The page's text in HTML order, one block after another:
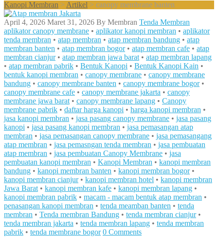
Kanopi Membran > Artikel > canopy membrane banten
April 4, 2026 Maret 31, 2026 By Membran Tenda Membran
aplikator canopy membrane • aplikator kanopi membran • aplikator
tenda membran • atap membran • atap membran bandung • atap
membran banten • atap membran bogor• atap membran cafe • atap
membran cianjur• atap membran jawa barat • atap membran lapang
• atap membran pabrik • Bentuk Kanopi • Bentuk Kanopi Kain •
bentuk kanopi membran • canopy membrane • canopy membrane
bandung • canopy membrane banten • canopy membrane bogor•
canopy membrane cafe • canopy membrane jakarta • canopy
membrane jawa barat • canopy membrane lapang • Canopy
membrane pabrik • daftar harga kanopi • harga kanopi membran •
jasa kanopi membran • jasa pasang canopy membrane • jasa pasang
kanopi • jasa pasang kanopi membran • jasa pemasangan atap
membran • jasa pemasangan canopy membrane • jasa pemasangang
atap membran • jasa pemasngan tenda membran • jasa pembuatan
atap membran • jasa pembuatan Canopy Membrane • jasa
pembuatan kanopi membran • Kanopi Membran • kanopi membran
bandung • kanopi membran banten • kanopi membran bogor•
kanopi membran cianjur• kanopi membran hotel • kanopi membran
Jawa Barat • kanopi membran kafe • kanopi membran lapang •
kanopi membran pabrik • macam - macam bentuk atap membran •
penasangan kanopi membran • tenda meamban banten • tenda
membran • Tenda membran Bandung • tenda membran cianjur•
tenda membran jakarta • tenda membran lapang • tenda membran
pabrik • tenda membrane bogor 0 Comments